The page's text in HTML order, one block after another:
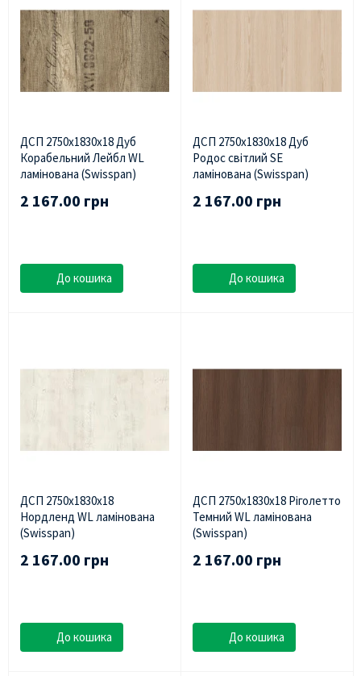
ДСП 2750х1830х18 Дуб
Корабельний Лейбл WL
ламінована (Swisspan)
2 167.00 грн
До кошика
ДСП 2750х1830х18 Дуб
Родос світлий SE
ламінована (Swisspan)
2 167.00 грн
До кошика
ДСП 2750х1830х18
Нордленд WL ламінована
(Swisspan)
2 167.00 грн
До кошика
ДСП 2750х1830х18 Ріголетто
Темний WL ламінована
(Swisspan)
2 167.00 грн
До кошика